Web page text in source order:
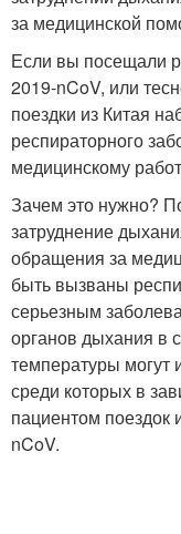
за медицинской
Если вы посещали
2019-nCoV, или
поездки из Китая
респираторного
медицинскому
Зачем это нужно?
затруднение
обращения за
быть вызваны
серьезным
органов дыхания в
температуры
среди которых в
пациентом поездок
nCoV.